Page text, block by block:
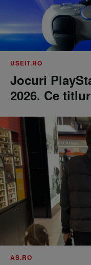
USEIT.RO
Jocuri
2026. Ce
AS.RO